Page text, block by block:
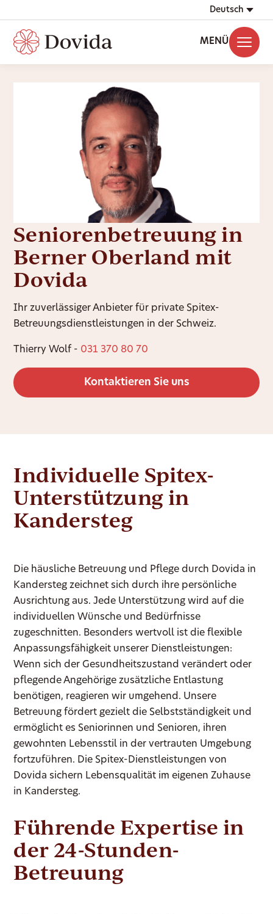
Deutsch
MENÜ
Seniorenbetreuung in
Berner Oberland mit
Dovida
Ihr zuverlässiger Anbieter für private Spitex-
Betreuungsdienstleistungen in der Schweiz.
Thierry Wolf - 031 370 80 70
Kontaktieren Sie uns
Individuelle Spitex-
Unterstützung in
Kandersteg
Die häusliche Betreuung und Pflege durch Dovida in
Kandersteg zeichnet sich durch ihre persönliche
Ausrichtung aus. Jede Unterstützung wird auf die
individuellen Wünsche und Bedürfnisse
zugeschnitten. Besonders wertvoll ist die flexible
Anpassungsfähigkeit unserer Dienstleistungen:
Wenn sich der Gesundheitszustand verändert oder
pflegende Angehörige zusätzliche Entlastung
benötigen, reagieren wir umgehend. Unsere
Betreuung fördert gezielt die Selbstständigkeit und
ermöglicht es Seniorinnen und Senioren, ihren
gewohnten Lebensstil in der vertrauten Umgebung
fortzuführen. Die Spitex-Dienstleistungen von
Dovida sichern Lebensqualität im eigenen Zuhause
in Kandersteg.
Führende Expertise in
der 24-Stunden-
Betreuung